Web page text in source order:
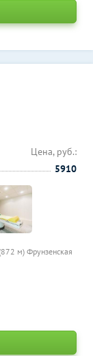
м)Фрунзенская
Цена, руб.:
5910